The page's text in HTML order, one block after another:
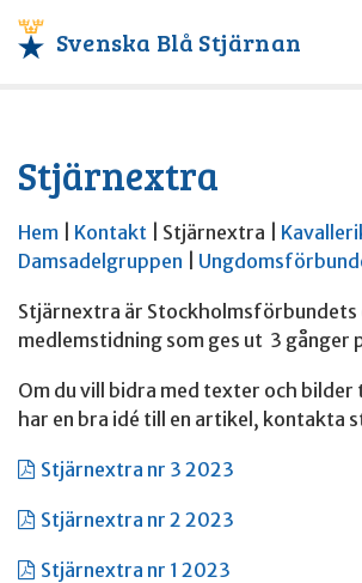
Svenska Blå Stjärnan
Stjärnextra
Hem Kontakt | Stjärnextra |
Damsadelgruppen
Stjärnextra är Stockholmsförbundets
medlemstidning som ges ut 3 gånger
Om du vill bidra med texter och bilder
har en bra idé till en artikel, kontakta
Stjärnextra nr 3 2023
Stjärnextra nr 2 2023
Stjärnextra nr 1 2023